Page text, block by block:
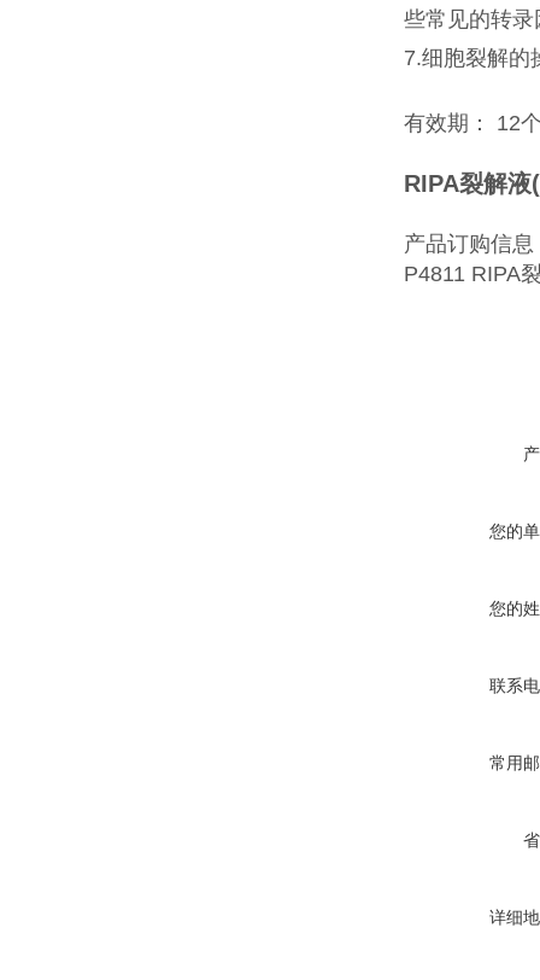
些常见的转
7.细胞裂解
有效期： 12
RIPA裂解
产品订购信息
P4811 RIPA
您的
您的
联系
常用
详细